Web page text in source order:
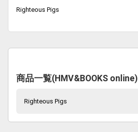
Righteous Pigs
商品一覧(HMV&BOOKS online)
Righteous Pigs